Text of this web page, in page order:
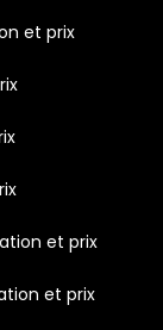
et prix
et prix
et prix